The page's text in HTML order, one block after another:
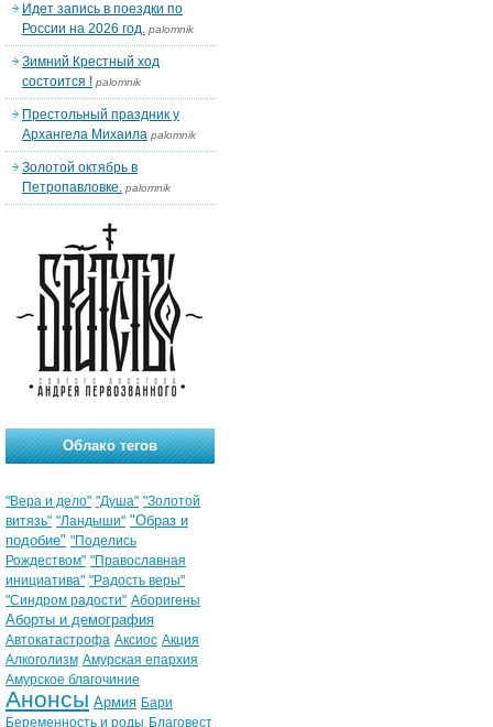
Идет запись в поездки по
России на 2026 год. palomnik
Зимний Крестный ход
состоится ! palomnik
Престольный праздник у
Архангела Михаила palomnik
Золотой октябрь в
Петропавловке. palomnik
Облако тегов
"Вера и дело" "Душа" "Золотой
витязь" "Ландыши" "Образ и
подобие" "Поделись
Рождеством" "Православная
инициатива" "Радость веры"
"Синдром радости" Аборигены
Аборты и демография
Автокатастрофа Аксиос Акция
Алкоголизм Амурская епархия
Амурское благочиние
Анонсы Армия Бари
Беременность и роды Благовест